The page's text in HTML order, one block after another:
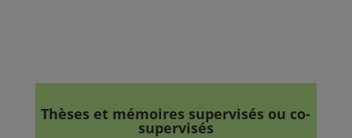
Thèses et mémoires supervisés ou co-
supervisés